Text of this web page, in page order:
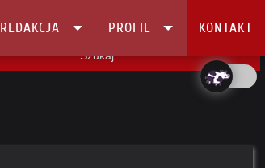
REDAKCJA PROFIL KONTAKT
Szukaj